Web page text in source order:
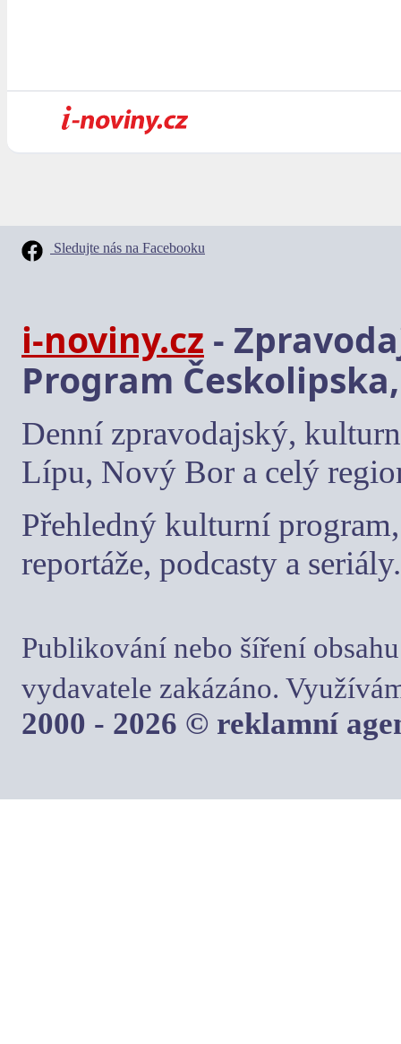
Sledujte nás na Facebooku
i-noviny.cz -
Program
Denní zpravodajský,
Lípu, Nový Bor a celý
Přehledný kulturní
reportáže, podcasty a seriály.
Publikování nebo šíření
vydavatele zakázáno.
2000 - 2026 © reklamní